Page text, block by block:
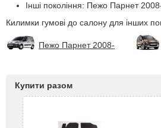
Інші покоління: Пежо Парнет
Килимки гумові до салону для інших
Пежо Парнет 2008-
Купити разом